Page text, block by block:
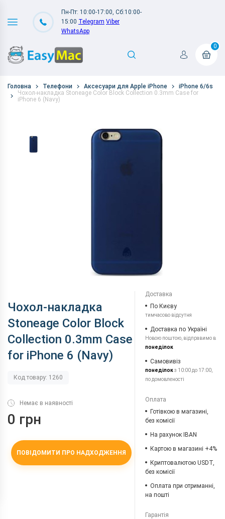
Пн-Пт: 10:00-17:00, Сб:10:00-
15:00 Telegram Viber
WhatsApp
0
Головна Телефони Аксесуари для Apple iPhone
iPhone 6/6s
Чохол-накладка Stoneage Color Block Collection 0.3mm Case for
iPhone 6 (Navy)
Чохол-накладка
Stoneage Color Block
Collection 0.3mm Case
for iPhone 6 (Navy)
Код товару: 1260
Немає в наявності
0 грн
ПОВІДОМИТИ ПРО НАДХОДЖЕННЯ
Доставка
По Києву
тимчасово відсутня
Доставка по Україні
Новою поштою, відправимо в
понеділок
Самовивіз
понеділокз 10:00 до 17:00,
по домовленості
Оплата
Готівкою в магазині,
без комісії
На рахунок IBAN
Картою в магазині +4%
Криптовалютою USDT,
без комісії
Оплата при отриманні,
на пошті
Гарантія